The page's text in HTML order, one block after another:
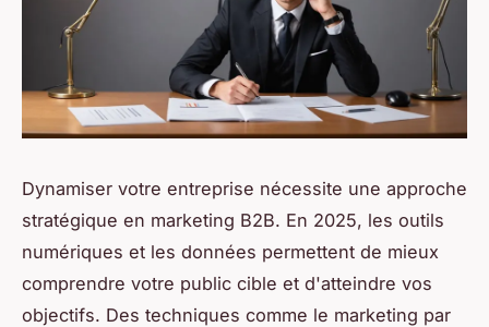
Dynamiser votre entreprise nécessite une approche
stratégique en marketing B2B. En 2025, les outils
numériques et les données permettent de mieux
comprendre votre public cible et d'atteindre vos
objectifs. Des techniques comme le marketing par